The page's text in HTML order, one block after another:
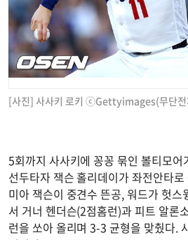
[사진] 사사키 로키 ⓒGettyimages(무단전
5회까지 사사키에 꽁꽁 묶인 볼티모
선두타자 잭슨 홀리데이가 좌전안타
미아 잭슨이 중견수 뜬공, 워드가 헛스
서 거너 헨더슨(2점홈런)과 피트 알론
런을 쏘아 올리며 3-3 균형을 맞췄다.